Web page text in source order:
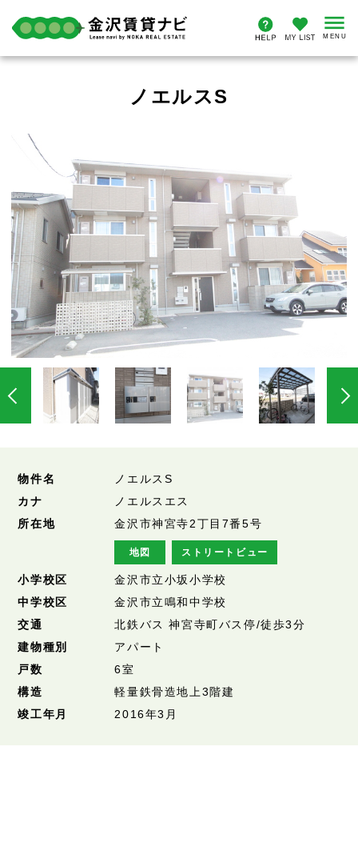
ノエルスS
物件名
ノエルスS
カナ
ノエルスエス
所在地
金沢市神宮寺2丁目7番5号
地図 ストリートビュー
小学校区
金沢市立小坂小学校
中学校区
金沢市立鳴和中学校
交通
北鉄バス 神宮寺町バス停/徒歩3分
建物種別
アパート
戸数
6室
構造
軽量鉄骨造地上3階建
竣工年月
2016年3月